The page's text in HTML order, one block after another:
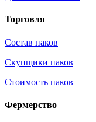
Торговля
Состав паков
Скупщики паков
Стоимость паков
Фермерство